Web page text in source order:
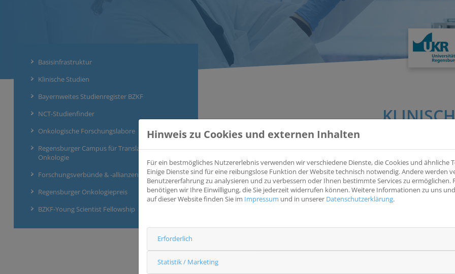
Basisinfrastruktur
Klinische Studien
Bayernweites Studienregister BZKF
NCT-Studienfinder
Onkologische Forschungslabore
Regensburger Campus für Translationale
Onkologie
Forschungsverbünde & -allianzen
Regensburger Onkologiepreis
BZKF-Young Scientist Fellowship
Prospective, multicenter study to evaluate the
and disease-free survival of patients after resection of
(HCCIS as prognosticator for overall and disease-free
To establish the Hepatocellular Immune Score (HCCIS) as a
hepatocellular carcinoma that can be widely used in the
Krankheitsentität(en)
Wesentliche
Hinweis zu Cookies und externen Inhalten
Für ein bestmögliches Nutzererlebnis verwenden wir verschiedene Dienste, die Cookies und ähnliche
Einige Dienste sind für eine reibungslose Funktion der Website technisch notwendig. Andere werden
Benutzererfahrung zu analysieren und zu verbessern oder Ihnen bestimmte Services zu ermöglichen.
benötigen wir Ihre Einwilligung, die Sie jederzeit widerrufen können. Weitere Informationen zu uns
auf dieser Website finden Sie im Impressum und in unserer Datenschutzerklärung.
Erforderlich
Statistik / Marketing